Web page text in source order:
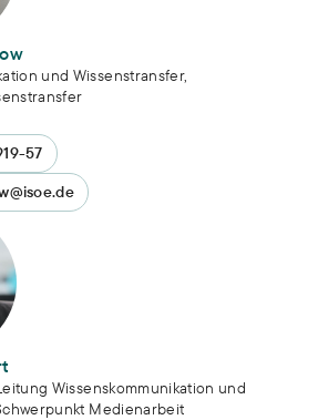
und Wissenstransfer,
57
Wissenskommunikation und
Medienarbeit